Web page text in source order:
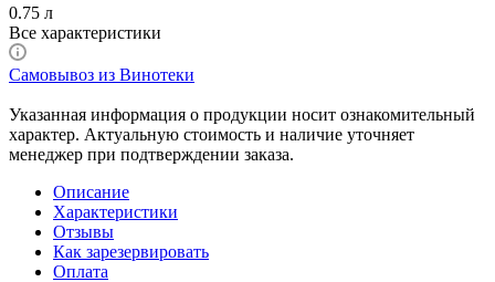
0.75 л
Все характеристики
Самовывоз из Винотеки
Указанная информация о продукции носит ознакомительный
характер. Актуальную стоимость и наличие уточняет
менеджер при подтверждении заказа.
Описание
Характеристики
Отзывы
Как зарезервировать
Оплата